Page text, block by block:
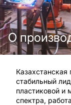
О
стабильный
пластиковой и
спектра,